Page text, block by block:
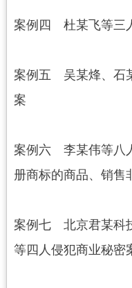
案例四 杜某飞等三
案例五 吴某烽、石
案
案例六 李某伟等八
册商标的商品、销售
案例七 北京君某科
等四人侵犯商业秘密